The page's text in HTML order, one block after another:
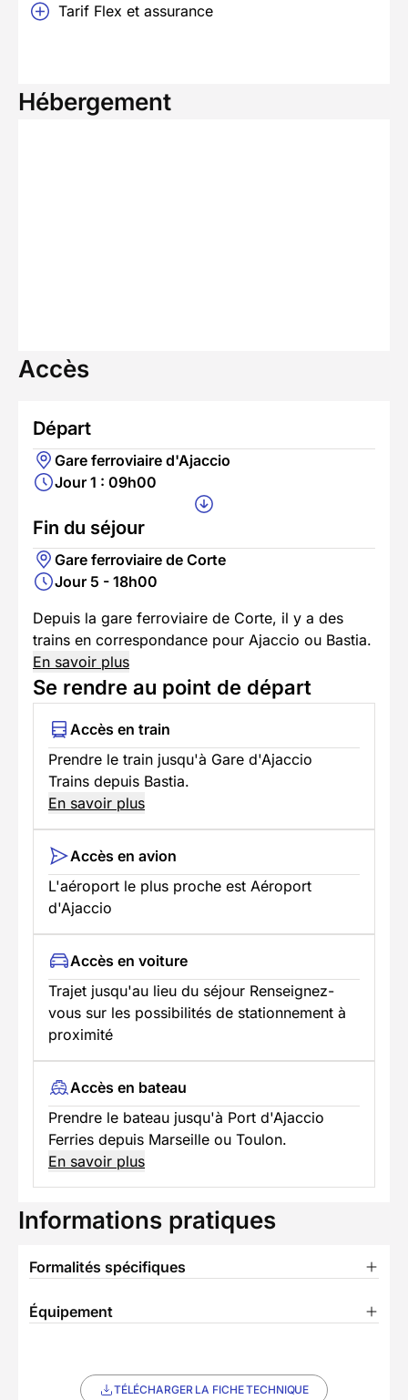
Tarif Flex et assurance
Hébergement
Accès
Départ
Gare ferroviaire d'Ajaccio
Jour 1 : 09h00
Fin du séjour
Gare ferroviaire de Corte
Jour 5 - 18h00
Depuis la gare ferroviaire de Corte, il y a des
trains en correspondance pour Ajaccio ou Bastia.
En savoir plus
Se rendre au point de départ
Accès en train
Prendre le train jusqu'à Gare d'Ajaccio
Trains depuis Bastia.
En savoir plus
Accès en avion
L'aéroport le plus proche est Aéroport
d'Ajaccio
Accès en voiture
Trajet jusqu'au lieu du séjour Renseignez-
vous sur les possibilités de stationnement à
proximité
Accès en bateau
Prendre le bateau jusqu'à Port d'Ajaccio
Ferries depuis Marseille ou Toulon.
En savoir plus
Informations pratiques
Formalités spécifiques
Équipement
TÉLÉCHARGER LA FICHE TECHNIQUE